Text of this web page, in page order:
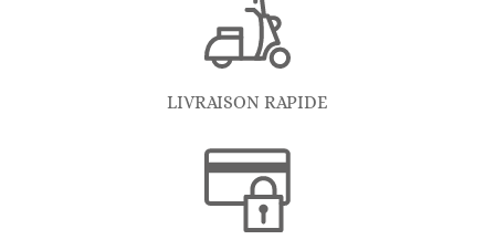
LIVRAISON RAPIDE